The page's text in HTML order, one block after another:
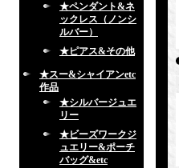
★ペンダント&ネ
ックレス（ノンシ
ルバー）
★ピアス&その他
★スー&シャイアンetc
作品
★シルバージュエ
リー
★ビーズワークジ
ュエリー&ポーチ
バッグ&etc